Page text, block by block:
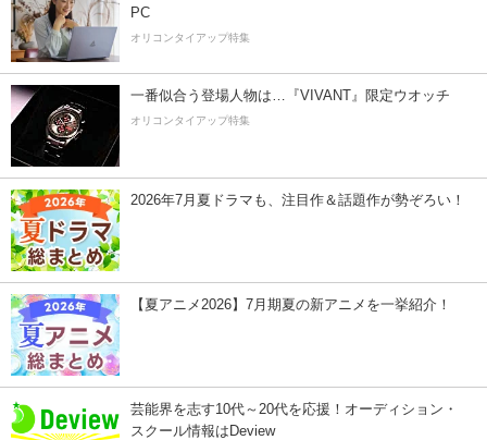
PC
オリコンタイアップ特集
一番似合う登場人物は…『VIVANT』限定ウオッチ
オリコンタイアップ特集
2026年7月夏ドラマも、注目作＆話題作が勢ぞろい！
【夏アニメ2026】7月期夏の新アニメを一挙紹介！
芸能界を志す10代～20代を応援！オーディション・
スクール情報はDeview